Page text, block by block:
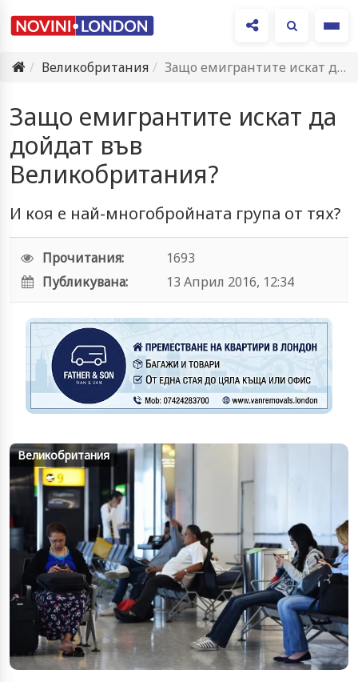
Великобритания
Защо емигрантите искат да дойдат във Великобритания?
Защо емигрантите искат да
дойдат във
Великобритания?
И коя е най-многобройната група от тях?
Прочитания:
1693
Публикувана:
13 Април 2016, 12:34
Великобритания